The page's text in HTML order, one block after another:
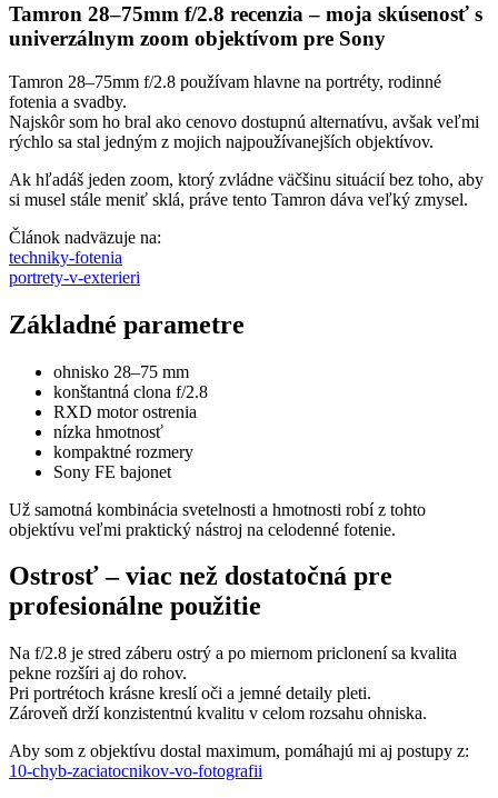
Tamron 28–75mm f/2.8 recenzia – moja skúsenosť s
univerzálnym zoom objektívom pre Sony
Tamron 28–75mm f/2.8 používam hlavne na portréty, rodinné
fotenia a svadby.
Najskôr som ho bral ako cenovo dostupnú alternatívu, avšak veľmi
rýchlo sa stal jedným z mojich najpoužívanejších objektívov.
Ak hľadáš jeden zoom, ktorý zvládne väčšinu situácií bez toho, aby
si musel stále meniť sklá, práve tento Tamron dáva veľký zmysel.
Článok nadväzuje na:
techniky-fotenia
portrety-v-exterieri
Základné parametre
ohnisko 28–75 mm
konštantná clona f/2.8
RXD motor ostrenia
nízka hmotnosť
kompaktné rozmery
Sony FE bajonet
Už samotná kombinácia svetelnosti a hmotnosti robí z tohto
objektívu veľmi praktický nástroj na celodenné fotenie.
Ostrosť – viac než dostatočná pre
profesionálne použitie
Na f/2.8 je stred záberu ostrý a po miernom priclonení sa kvalita
pekne rozšíri aj do rohov.
Pri portrétoch krásne kreslí oči a jemné detaily pleti.
Zároveň drží konzistentnú kvalitu v celom rozsahu ohniska.
Aby som z objektívu dostal maximum, pomáhajú mi aj postupy z:
10-chyb-zaciatocnikov-vo-fotografii